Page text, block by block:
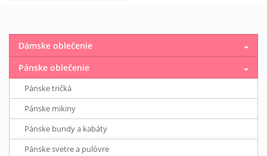
Dámske oblečenie
Pánske oblečenie
Pánske tričká
Pánske mikiny
Pánske bundy a kabáty
Pánske svetre a pulóvre